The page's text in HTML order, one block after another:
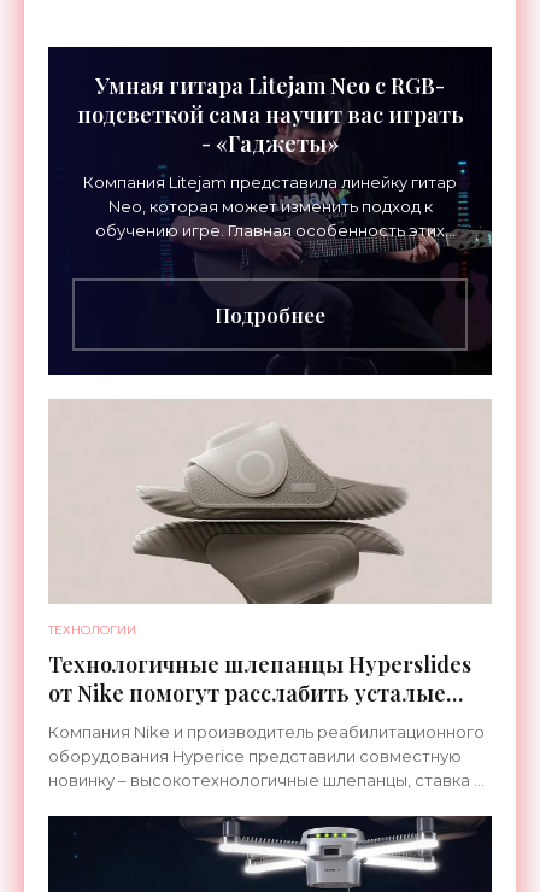
Умная гитара Litejam Neo с RGB-
подсветкой сама научит вас играть
- «Гаджеты»
Компания Litejam представила линейку гитар
Neo, которая может изменить подход к
обучению игре. Главная особенность этих
инструментов – встроенная RGB-подсветка
грифа. Светодиоды
Подробнее
ТЕХНОЛОГИИ
Технологичные шлепанцы Hyperslides
от Nike помогут расслабить усталые
ноги после тренировки - «Гаджеты»
Компания Nike и производитель реабилитационного
оборудования Hyperice представили совместную
новинку – высокотехнологичные шлепанцы, ставка в